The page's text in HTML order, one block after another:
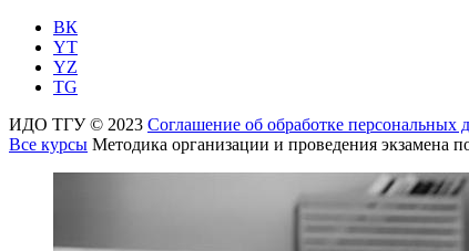
ВК
YT
YZ
TG
ИДО ТГУ © 2023 Соглашение об обработке
Все курсы Методика организации и проведения экзамена